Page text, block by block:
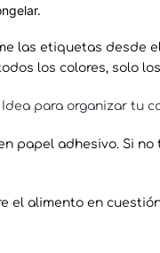
las etiquetas desde
los colores, solo
Idea para organizar tu
papel adhesivo. Si
el alimento en